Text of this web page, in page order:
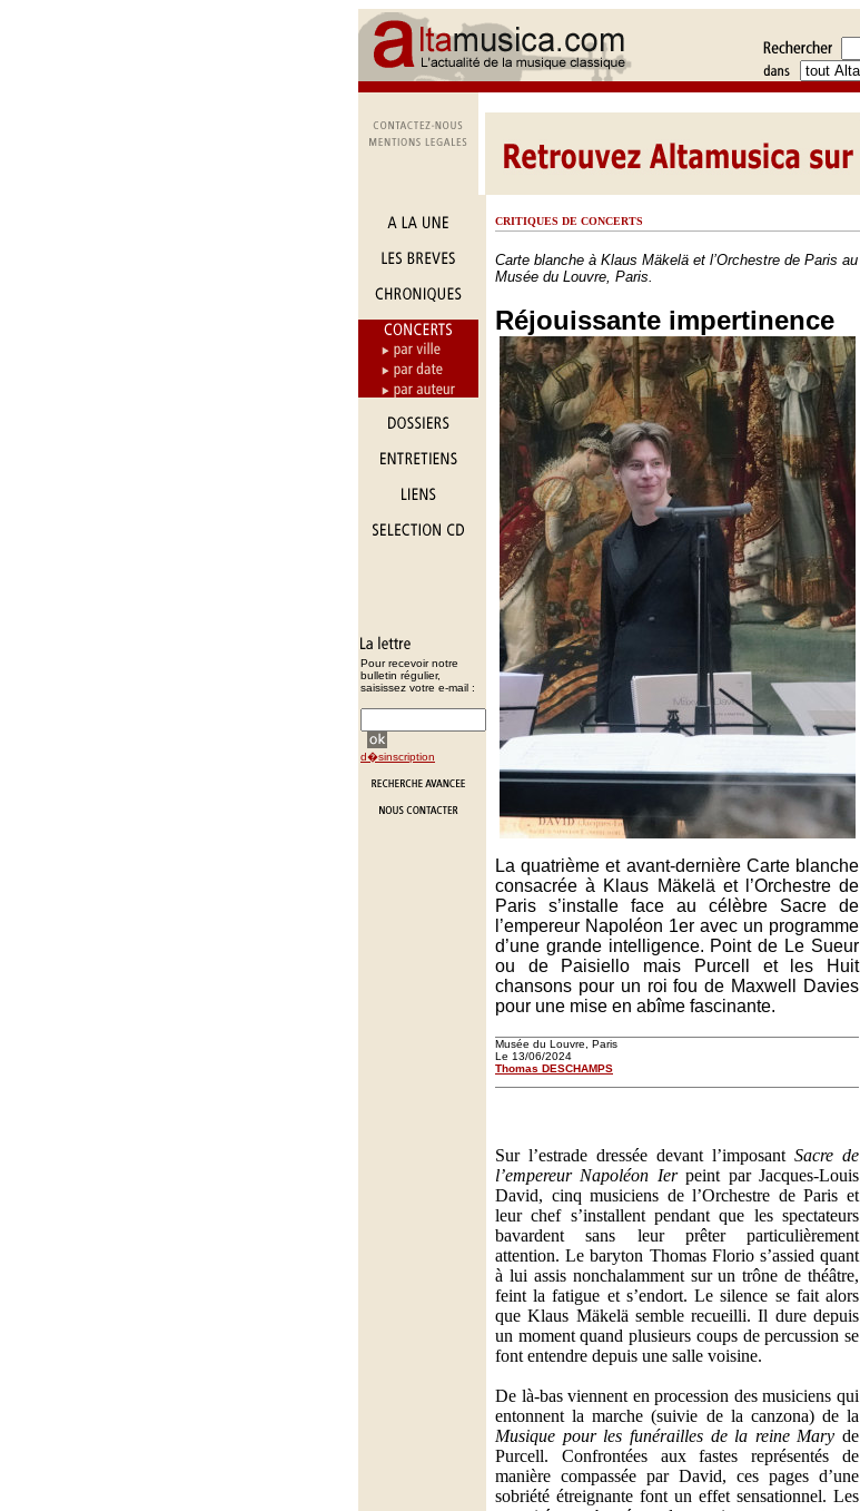
Pour recevoir notre
bulletin régulier,
saisissez votre e-mail :
d�sinscription
CRITIQUES DE CONCERTS
Carte blanche à Klaus Mäkelä et l’Orchestre de Paris au
Musée du Louvre, Paris.
Réjouissante impertinence
La quatrième et avant-dernière Carte blanche
consacrée à Klaus Mäkelä et l’Orchestre de
Paris s’installe face au célèbre Sacre de
l’empereur Napoléon 1er avec un programme
d’une grande intelligence. Point de Le Sueur
ou de Paisiello mais Purcell et les Huit
chansons pour un roi fou de Maxwell Davies
pour une mise en abîme fascinante.
Musée du Louvre, Paris
Le 13/06/2024
Thomas DESCHAMPS
Sur l’estrade dressée devant l’imposant Sacre de
l’empereur Napoléon Ierpeint par Jacques-Louis
David, cinq musiciens de l’Orchestre de Paris et
leur chef s’installent pendant que les spectateurs
bavardent sans leur prêter particulièrement
attention. Le baryton Thomas Florio s’assied quant
à lui assis nonchalamment sur un trône de théâtre,
feint la fatigue et s’endort. Le silence se fait alors
que Klaus Mäkelä semble recueilli. Il dure depuis
un moment quand plusieurs coups de percussion se
font entendre depuis une salle voisine.
De là-bas viennent en procession des musiciens qui
entonnent la marche (suivie de la canzona) de la
Musique pour les funérailles de la reine Mary de
Purcell. Confrontées aux fastes représentés de
manière compassée par David, ces pages d’une
sobriété étreignante font un effet sensationnel. Les